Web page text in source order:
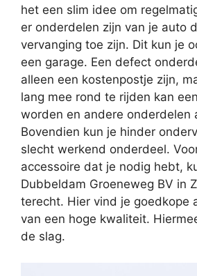
het een slim idee om
er onderdelen zijn van je auto
vervanging toe zijn. Dit kun je
een garage. Een defect
alleen een kostenpostje zijn,
lang mee rond te rijden kan
worden en andere onderdelen
Bovendien kun je hinder
slecht werkend onderdeel.
accessoire dat je nodig hebt,
Dubbeldam Groeneweg BV in
terecht. Hier vind je goedkope
van een hoge kwaliteit.
de slag.